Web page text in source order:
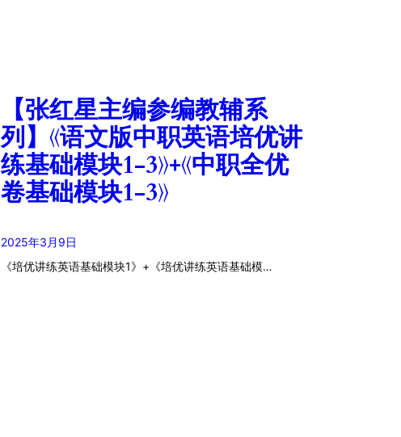
【张红星主编参编教辅系
列】《语文版中职英语培优讲
练基础模块1-3》+《中职全优
卷基础模块1-3》
2025年3月9日
《培优讲练英语基础模块1》+《培优讲练英语基础模…